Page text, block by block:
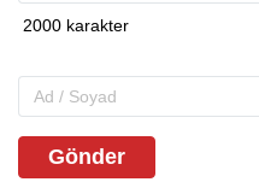
Gönder